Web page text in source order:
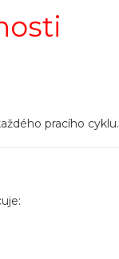
pracího cyklu.